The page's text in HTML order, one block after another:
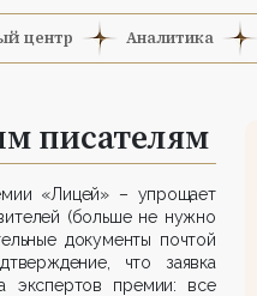
центр Аналитика
писателям
«Лицей» – упрощает
(больше не нужно
документы почтой
что заявка
экспертов премии: все